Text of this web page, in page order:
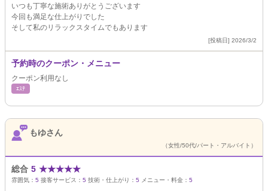
いつも丁寧な施術ありがとうございます
今回も満足な仕上がりでした
そして私のリラックスタイムでもあります
[投稿日] 2026/3/2
予約時のクーポン・メニュー
クーポン利用なし
ｴｽﾃ
もゆさん
（女性/50代/パート・アルバイト）
総合 5 ★★★★★
雰囲気： 5 接客サービス： 5 技術・仕上がり： 5 メニュー・料金： 5